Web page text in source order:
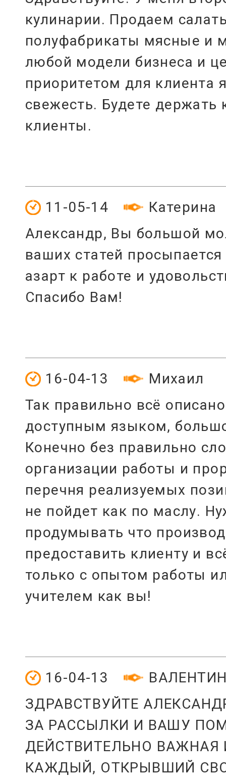
кулинарии. Продаем
полуфабрикаты мясные и
любой модели бизнеса и
приоритетом для клиента
свежесть. Будете держать
клиенты.
Катерина
11-05-14
Александр, Вы большой
ваших статей
азарт к работе и
Спасибо Вам!
Михаил
16-04-13
Так правильно всё
доступным языком,
Конечно без правильно
организации работы и
перечня реализуемых
не пойдет как по маслу.
продумывать что
предоставить клиенту и
только с опытом работы
учителем как вы!
16-04-13
ЗДРАВСТВУЙТЕ
ЗА РАССЫЛКИ И ВАШУ
ДЕЙСТВИТЕЛЬНО ВАЖНАЯ
КАЖДЫЙ, ОТКРЫВШИЙ